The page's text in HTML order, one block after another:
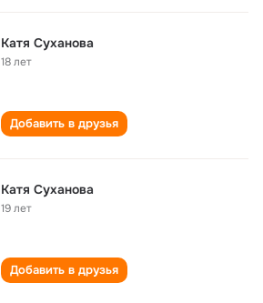
Катя Суханова
18 лет
Добавить в друзья
Катя Суханова
19 лет
Добавить в друзья